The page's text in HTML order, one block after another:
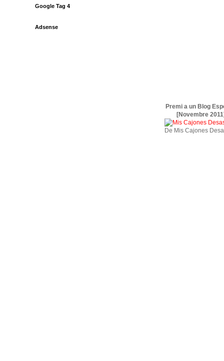
Google Tag 4
Adsense
Premi a un Blog
[Novembre
De Mis Cajones